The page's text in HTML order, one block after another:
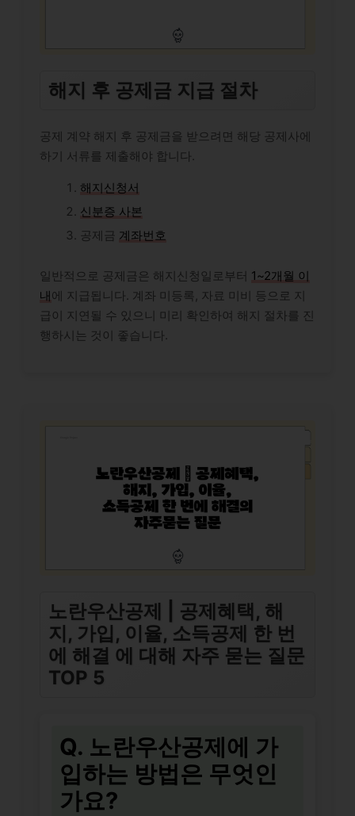
해지 후 공제금 지급 절차
공제 계약 해지 후 공제금을 받으려면 해당 공제사에
하기 서류를 제출해야 합니다.
해지신청서
신분증 사본
공제금 계좌번호
일반적으로 공제금은 해지신청일로부터 1~2개월 이
내에 지급됩니다. 계좌 미등록, 자료 미비 등으로 지
급이 지연될 수 있으니 미리 확인하여 해지 절차를 진
행하시는 것이 좋습니다.
노란우산공제 | 공제혜택, 해
지, 가입, 이율, 소득공제 한 번
에 해결 에 대해 자주 묻는 질문
TOP 5
Q. 노란우산공제에 가
입하는 방법은 무엇인
가요?